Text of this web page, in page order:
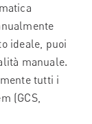
ideale, puoi
manuale.
tutti i
(GCS,